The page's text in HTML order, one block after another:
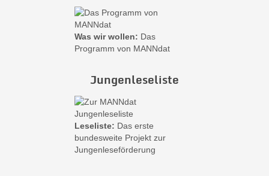
Was wir wollen: Das
Programm von MANNdat
Jungenleseliste
Leseliste: Das erste
bundesweite Projekt zur
Jungenleseförderung